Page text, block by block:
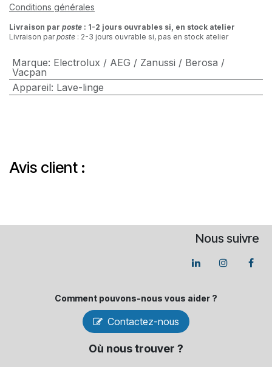
Conditions générales
Livraison par poste : 1-2 jours ouvrables si, en stock atelier
Livraison parposte : 2-3 jours ouvrable si, pas en stock atelier
Marque: Electrolux / AEG / Zanussi / Berosa /
Vacpan
Appareil: Lave-linge
Avis client :
Nous suivre
Comment pouvons-​nous vous aider ?
Contactez-nous
Où nous trouver ?